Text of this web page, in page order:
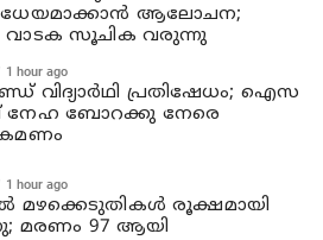
ആലോചന;
വാടക സൂചിക വരുന്നു
1 hour ago
വിദ്യാര്‍ഥി പ്രതിഷേധം; ഐസ
നേഹ ബോറക്കു നേരെ
1 hour ago
മഴക്കെടുതികള്‍ രൂക്ഷമായി
മരണം 97 ആയി